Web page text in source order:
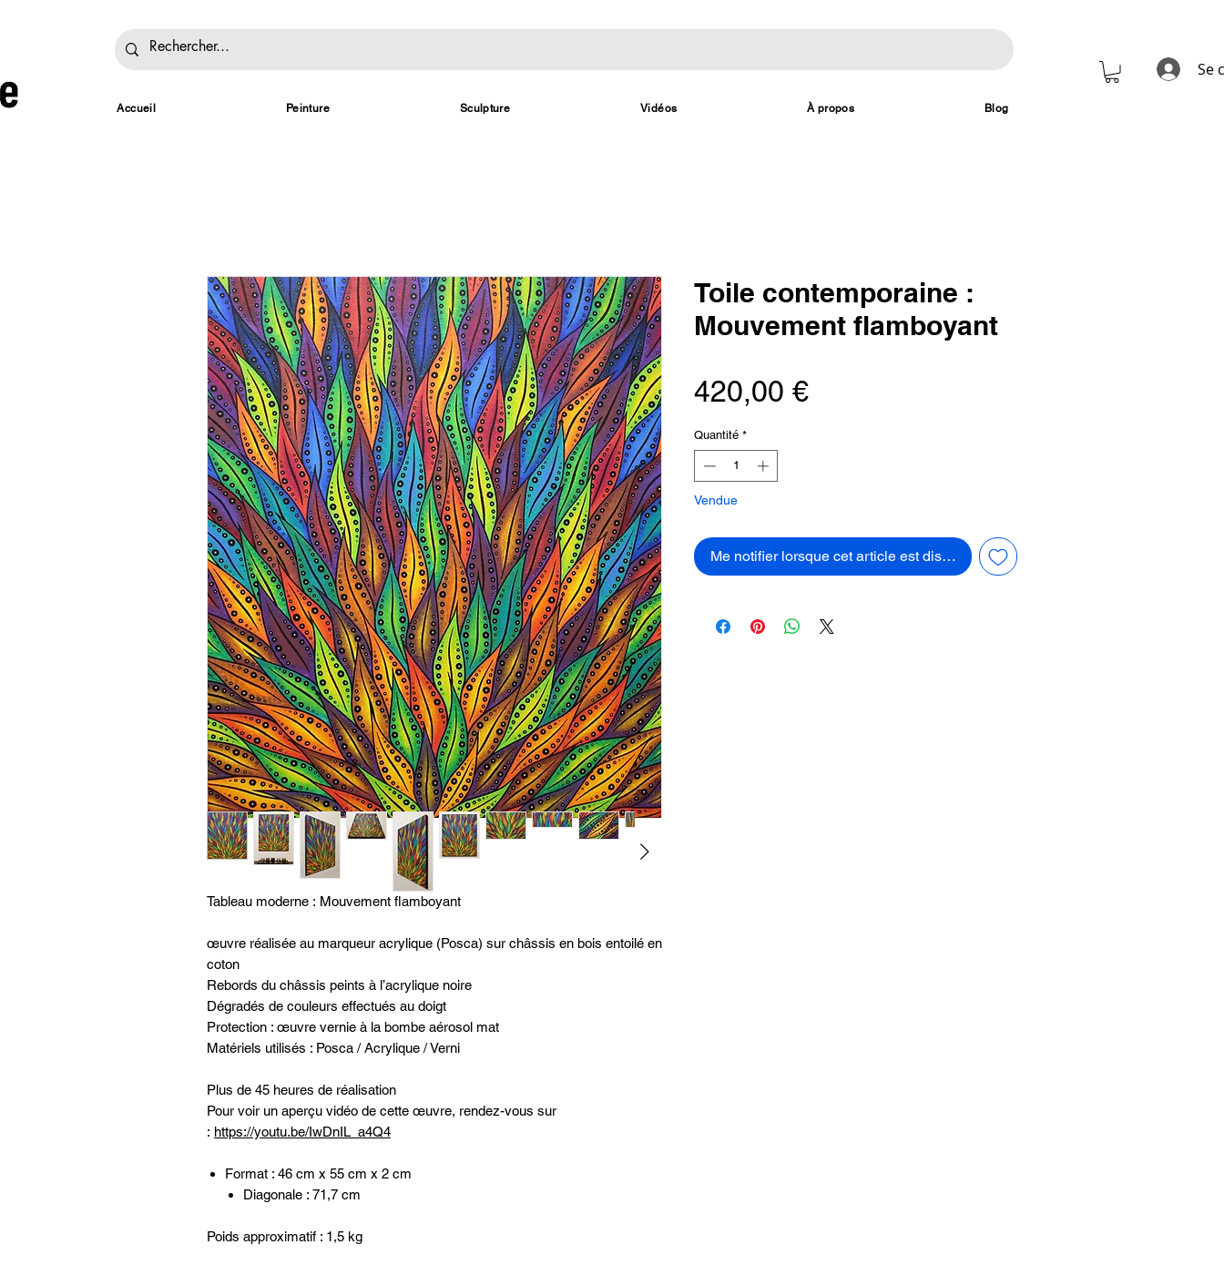
Se
Accueil Peinture Sculpture Vidéos À propos Blog
Tableau moderne : Mouvement flamboyant
œuvre réalisée au marqueur acrylique (Posca) sur châssis en bois entoilé en
coton
Rebords du châssis peints à l’acrylique noire
Dégradés de couleurs effectués au doigt
Protection : œuvre vernie à la bombe aérosol mat
Matériels utilisés : Posca / Acrylique / Verni
Plus de 45 heures de réalisation
Pour voir un aperçu vidéo de cette œuvre, rendez-vous sur
: https://youtu.be/IwDnIL_a4Q4
Format : 46 cm x 55 cm x 2 cm
Diagonale : 71,7 cm
Poids approximatif : 1,5 kg
Toile contemporaine :
Mouvement flamboyant
420,00 €Prix
Quantité *
Vendue
Me notifier lorsque cet article est disponible